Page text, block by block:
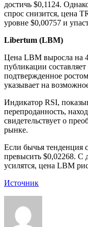
достичь $0,1124.
спрос снизится, цена
уровне $0,00757 и
Libertum (LBM)
Цена LBM выросла на
публикации
подтвержденное
указывает на
Индикатор RSI,
перепроданность,
свидетельствует о
рынке.
Если бычья тенденция
превысить $0,02268. С
усилятся, цена LBM
Источник